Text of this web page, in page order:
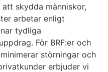
skydda människor,
arbetar enligt
tydliga
För BRF:er och
störningar och
erbjuder vi